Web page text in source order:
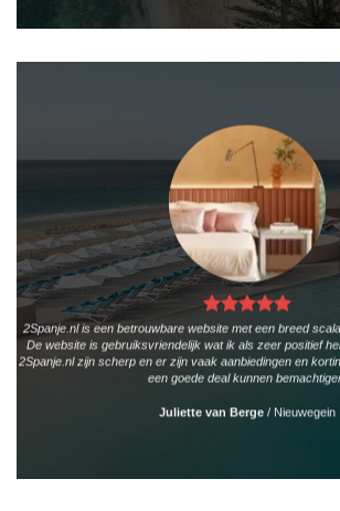
2Spanje.nl is een betrouwbare website met een breed
De website is gebruiksvriendelijk wat ik als zeer positief
2Spanje.nl zijn scherp en er zijn vaak aanbiedingen en
een goede deal kunnen
Juliette van Berge / Nieuwegein